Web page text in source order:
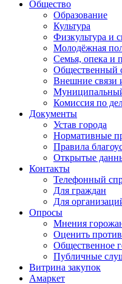
Общество
Образование
Культура
Физкультура и
Молодёжная
Семья, опека и
Общественный
Внешние связи
Комиссия по
Документы
Устав города
Нормативные
Правила
Открытые
Контакты
Телефонный
Для граждан
Для
Опросы
Мнения
Оценить
Общественное
Публичные
Витрина закупок
Амаркет